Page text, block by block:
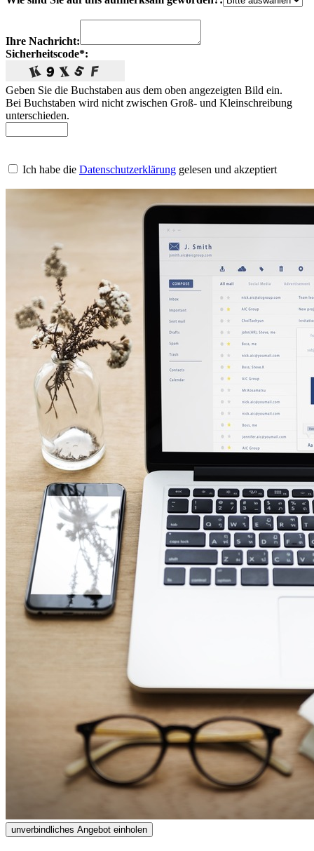
Ihre Nachricht:
Sicherheitscode*:
Geben Sie die Buchstaben aus dem oben angezeigten Bild ein.
Bei Buchstaben wird nicht zwischen Groß- und Kleinschreibung
unterschieden.
Ich habe die Datenschutzerklärung gelesen und akzeptiert
unverbindliches Angebot einholen